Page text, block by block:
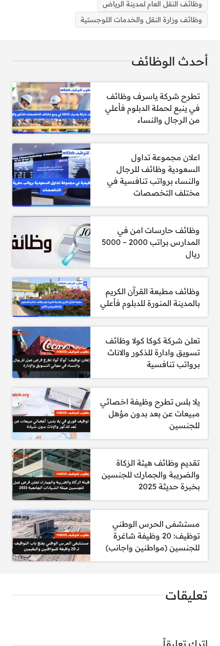
وظائف النقل العام لمدينة الرياض للرجال والنساء
الشهادات المهنية المطلوبة:
شهادة PMP (إدارة المشاريع الاحترافية)
شهادة ISO 10006:2003 (إدارة الجودة في
المهارات:
الإلمام بمتطلبات هيئة كفاءة الإنفاق والمشاريع
الحكومية
التخطيط المالي
الإلمام بمتطلبات مركز الأداء
إجادة استخدام برامج إدارة المشاريع مثل MS
Projects
المعرفة بإرشادات إدارة الجودة للمشاريع وفقًا
لمعيار ISO 10006:2003
التفكير التحليلي
رواتب وزارة النقل والخدمات
اللوجستية
الوظيفة الراتب (بـ SAR)
4,033 – 8,855
8,143 – 16,890
سائق حافلة 2,912 – 6,113
3,224 – 8,357
3,275 – 8,664
موظف استقبال 2,000 – 5,318
2,693 – 5,801
كاتب إرساليات
وظائف النقل العام لمدينة الرياض
وظائف وزارة النقل والخدمات اللوجستية
أحدث الوظائف
تطرح شركة ياسرف وظائف
في ينبع لحملة الدبلوم فأعلي
من الرجال والنساء
اعلان مجموعة تداول
السعودية وظائف للرجال
والنساء برواتب تنافسية في
مختلف التخصصات
وظائف حارسات امن في
المدارس براتب 2000 – 5000
ريال
وظائف مطبعة القرآن الكريم
بالمدينة المنورة للدبلوم فأعلي
تعلن شركة كوكا كولا وظائف
تسويق وادارة للذكور والاناث
برواتب تنافسية
يلا بلس تطرح وظيفة اخصائي
مبيعات عن بعد بدون مؤهل
للجنسين
تقديم وظائف هيئة الزكاة
والضريبة والجمارك للجنسين
بخبرة حديثة 2025
مستشفى الحرس الوطني
توظيف: 20 وظيفة شاغرة
للجنسين (مواطنين واجانب)
تعليقات
اترك تعليقاً